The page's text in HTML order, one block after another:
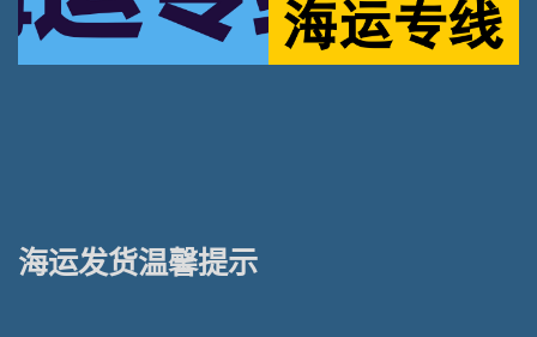
海运发货温馨提示